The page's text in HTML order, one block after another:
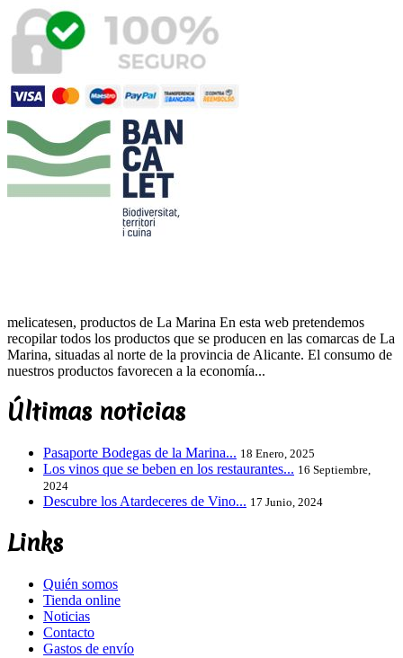
melicatesen, productos de La Marina En esta web pretendemos
recopilar todos los productos que se producen en las comarcas de La
Marina, situadas al norte de la provincia de Alicante. El consumo de
nuestros productos favorecen a la economía...
Últimas noticias
Pasaporte Bodegas de la Marina... 18 Enero, 2025
Los vinos que se beben en los restaurantes... 16 Septiembre,
2024
Descubre los Atardeceres de Vino... 17 Junio, 2024
Links
Quién somos
Tienda online
Noticias
Contacto
Gastos de envío